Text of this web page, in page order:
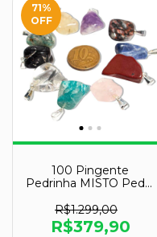
71%
OFF
100 Pingente
Pedrinha MISTO Pedra
Atacado
R$1.299,00
R$379,90